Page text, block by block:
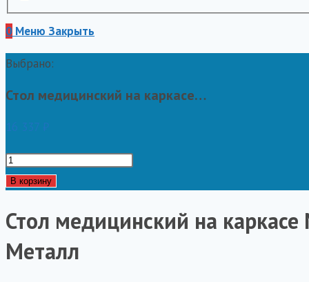
0 Меню Закрыть
Выбрано:
Стол медицинский на каркасе…
Количество
товара
медицинский
на
каркасе
В корзину
Стол медицинский на
Металл